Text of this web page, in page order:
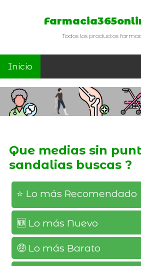
Todos los productos
Inicio
Que medias sin
sandalias buscas ?
⭐️ Lo más Recomendado
🆕️ Lo más Nuevo
🤑 Lo más Barato